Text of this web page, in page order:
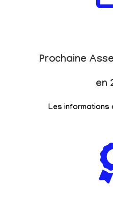
Prochaine
en
Les informations